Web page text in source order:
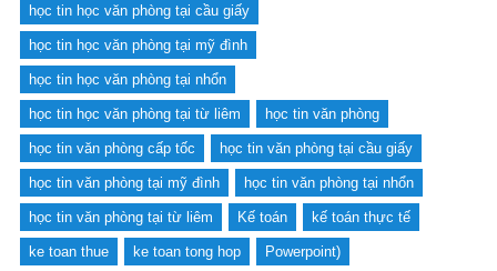
học tin học văn phòng tại cầu giấy
học tin học văn phòng tại mỹ đình
học tin học văn phòng tại nhổn
học tin học văn phòng tại từ liêm học tin văn phòng
học tin văn phòng cấp tốc học tin văn phòng tại cầu giấy
học tin văn phòng tại mỹ đình học tin văn phòng tại nhổn
học tin văn phòng tại từ liêm Kế toán kế toán thực tế
ke toan thue ke toan tong hop Powerpoint)